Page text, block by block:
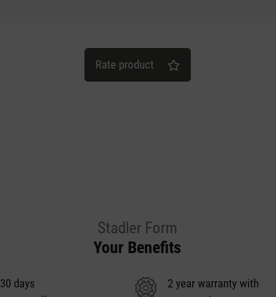
Rate product
Stadler Form
Your Benefits
30 days
2 year warranty with